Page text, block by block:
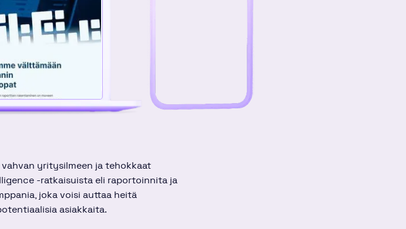
yritysilmeen ja tehokkaat
-ratkaisuista eli raportoinnita ja
joka voisi auttaa heitä
asiakkaita.